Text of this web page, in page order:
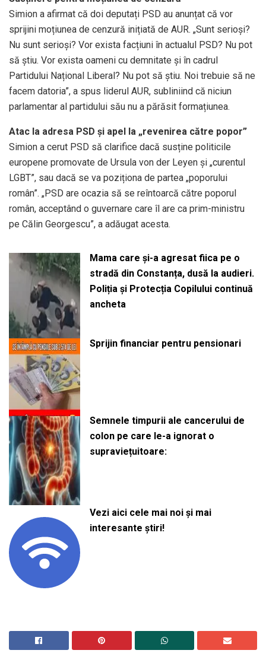
Simion a afirmat că doi deputați PSD au anunțat că vor
sprijini moțiunea de cenzură inițiată de AUR. „Sunt serioși?
Nu sunt serioși? Vor exista facțiuni în actualul PSD? Nu pot
să știu. Vor exista oameni cu demnitate și în cadrul
Partidului Național Liberal? Nu pot să știu. Noi trebuie să ne
facem datoria”, a spus liderul AUR, subliniind că niciun
parlamentar al partidului său nu a părăsit formațiunea.
Atac la adresa PSD și apel la „revenirea către popor”
Simion a cerut PSD să clarifice dacă susține politicile
europene promovate de Ursula von der Leyen și „curentul
LGBT”, sau dacă se va poziționa de partea „poporului
român”. „PSD are ocazia să se reîntoarcă către poporul
român, acceptând o guvernare care îl are ca prim-ministru
pe Călin Georgescu”, a adăugat acesta.
Mama care și-a agresat fiica pe o
stradă din Constanța, dusă la audieri.
Poliția și Protecția Copilului continuă
ancheta
Sprijin financiar pentru pensionari
Semnele timpurii ale cancerului de
colon pe care le-a ignorat o
supraviețuitoare:
Vezi aici cele mai noi și mai
interesante știri!